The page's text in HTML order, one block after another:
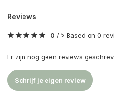
Reviews
0 / 5 Based on 0
Er zijn nog geen reviews
Schrijf je eigen review